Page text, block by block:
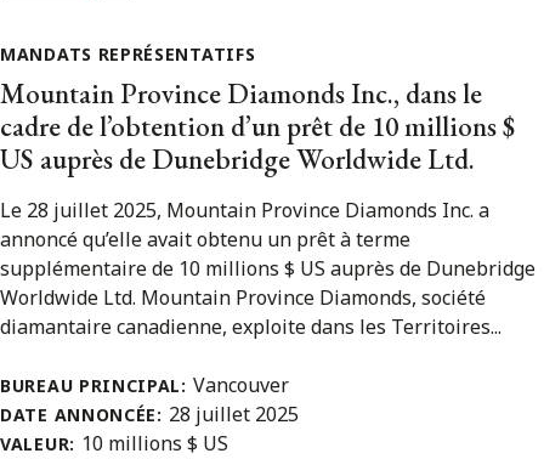
MANDATS REPRÉSENTATIFS
Mountain Province Diamonds Inc., dans le
cadre de l’obtention d’un prêt de 10 millions $
US auprès de Dunebridge Worldwide Ltd.
Le 28 juillet 2025, Mountain Province Diamonds Inc. a
annoncé qu’elle avait obtenu un prêt à terme
supplémentaire de 10 millions $ US auprès de Dunebridge
Worldwide Ltd. Mountain Province Diamonds, société
diamantaire canadienne, exploite dans les Territoires...
BUREAU PRINCIPAL: Vancouver
DATE ANNONCÉE: 28 juillet 2025
VALEUR: 10 millions $ US